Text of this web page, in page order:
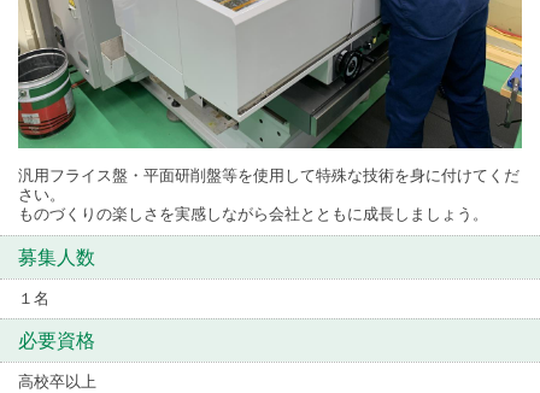
汎用フライス盤・平面研削盤等を使用して特殊な技術を身に付けてくだ
さい。
ものづくりの楽しさを実感しながら会社とともに成長しましょう。
募集人数
１名
必要資格
高校卒以上